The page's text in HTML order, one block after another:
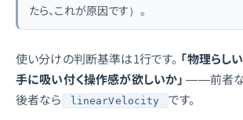
たら、これが原因です）。
使い分けの判断基準は1行です。 「物理らし
手に吸い付く操作感が欲しいか」 ——前者
後者なら
linearVelocity です。